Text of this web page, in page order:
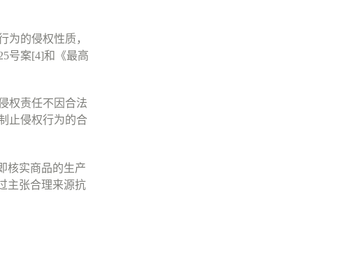
为的侵权性质，
号案[4]和《最高
权责任不因合法
止侵权行为的合
核实商品的生产
主张合理来源抗